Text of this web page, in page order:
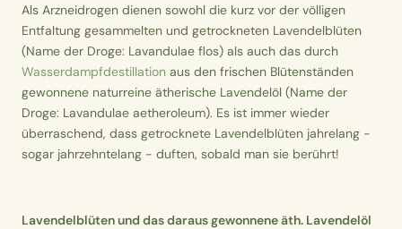
Als Arzneidrogen dienen sowohl die kurz vor der völligen
Entfaltung gesammelten und getrockneten Lavendelblüten
(Name der Droge: Lavandulae flos) als auch das durch
Wasserdampfdestillation aus den frischen Blütenständen
gewonnene naturreine ätherische Lavendelöl (Name der
Droge: Lavandulae aetheroleum). Es ist immer wieder
überraschend, dass getrocknete Lavendelblüten jahrelang -
sogar jahrzehntelang - duften, sobald man sie berührt!
Lavendelblüten und das daraus gewonnene äth. Lavendelöl